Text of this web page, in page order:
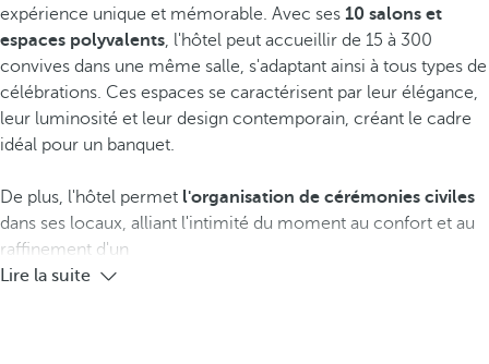
expérience unique et mémorable. Avec ses 10 salons et
espaces polyvalents, l'hôtel peut accueillir de 15 à 300
convives dans une même salle, s'adaptant ainsi à tous types de
célébrations. Ces espaces se caractérisent par leur élégance,
leur luminosité et leur design contemporain, créant le cadre
idéal pour un banquet.
De plus, l'hôtel permet l'organisation de cérémonies civiles
dans ses locaux, alliant l'intimité du moment au confort et au
raffinement d'un
Lire la suite